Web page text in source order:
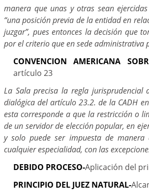
manera que unas y otras sean
“una posición previa de la entidad en
juzgar”, pues entonces la decisión que
por el criterio que en sede administrativa
CONVENCION AMERICANA
artículo 23
La Sala precisa la regla
dialógica del artículo 23.2. de la CADH
esta corresponde a que la restricción o
de un servidor de elección popular, en
y solo puede ser impuesta de
cualquier especialidad, con las
DEBIDO PROCESO-Aplicación del
PRINCIPIO DEL JUEZ NATURAL-